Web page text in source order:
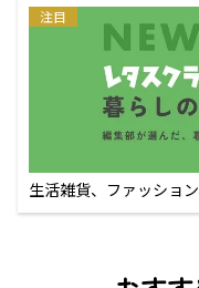
注目
生活雑貨、ファッショ
えるECサイト